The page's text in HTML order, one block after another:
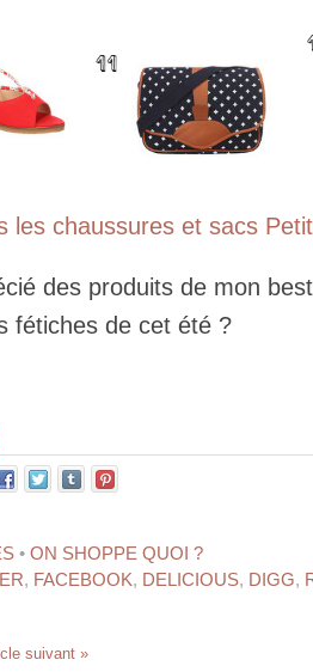
les chaussures et sacs
des produits de mon
fétiches de cet été ?
• ON SHOPPE QUOI ?
, FACEBOOK, DELICIOUS, DIGG,
suivant »